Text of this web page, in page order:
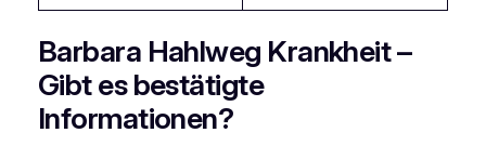
Barbara Hahlweg Krankheit –
Gibt es bestätigte
Informationen?